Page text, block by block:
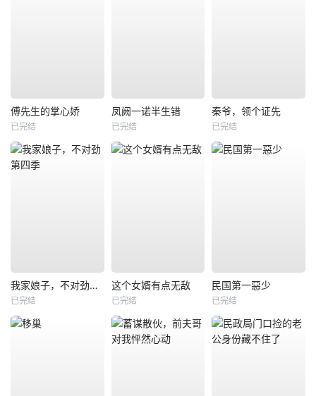
傅先生的掌心娇
已完结
凤阙一诺半生错
已完结
秦爷，领个证先
已完结
我家娘子，不对劲第四季
已完结
这个女婿有点无敌
已完结
民国第一惡少
已完结